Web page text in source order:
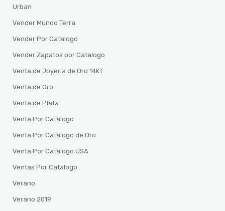
Urban
Vender Mundo Terra
Vender Por Catalogo
Vender Zapatos por Catalogo
Venta de Joyería de Oro 14KT
Venta de Oro
Venta de Plata
Venta Por Catalogo
Venta Por Catalogo de Oro
Venta Por Catalogo USA
Ventas Por Catalogo
Verano
Verano 2019